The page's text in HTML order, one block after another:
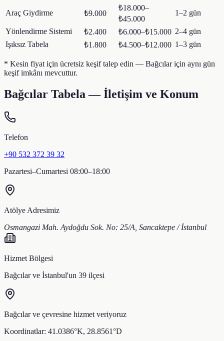
Araç Giydirme ₺9.000
₺18.000–
₺45.000
1–2 gün
Yönlendirme Sistemi ₺2.400 ₺6.000–₺15.000 2–4 gün
Işıksız Tabela
₺1.800 ₺4.500–₺12.000 1–3 gün
* Kesin fiyat için ücretsiz keşif talep edin — Bağcılariçin aynı gün
keşif imkânı mevcuttur.
Bağcılar Tabela — İletişim ve Konum
Telefon
+90 532 372 39 32
Pazartesi–Cumartesi 08:00–18:00
Atölye Adresimiz
Osmangazi Mah. Aydoğdu Sok. No: 25/A, Sancaktepe / İstanbul
Hizmet Bölgesi
Bağcılarve İstanbul'un 39 ilçesi
Bağcılarve çevresine hizmet veriyoruz
Koordinatlar: 41.0386°K, 28.8561°D